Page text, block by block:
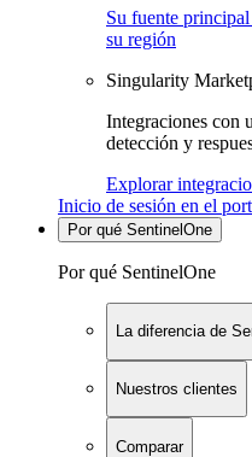
Su fuente principal
su región
Singularity
Integraciones con
detección y
Explorar
Inicio de sesión en el
Por qué SentinelOne
Por qué SentinelOne
La diferencia de
Nuestros clientes
Comparar